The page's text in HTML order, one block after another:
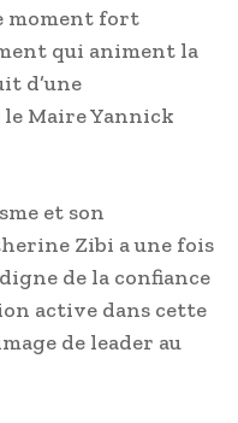
moment fort
qui animent la
d’une
Maire Yannick
et son
Zibi a une fois
de la confiance
active dans cette
de leader au